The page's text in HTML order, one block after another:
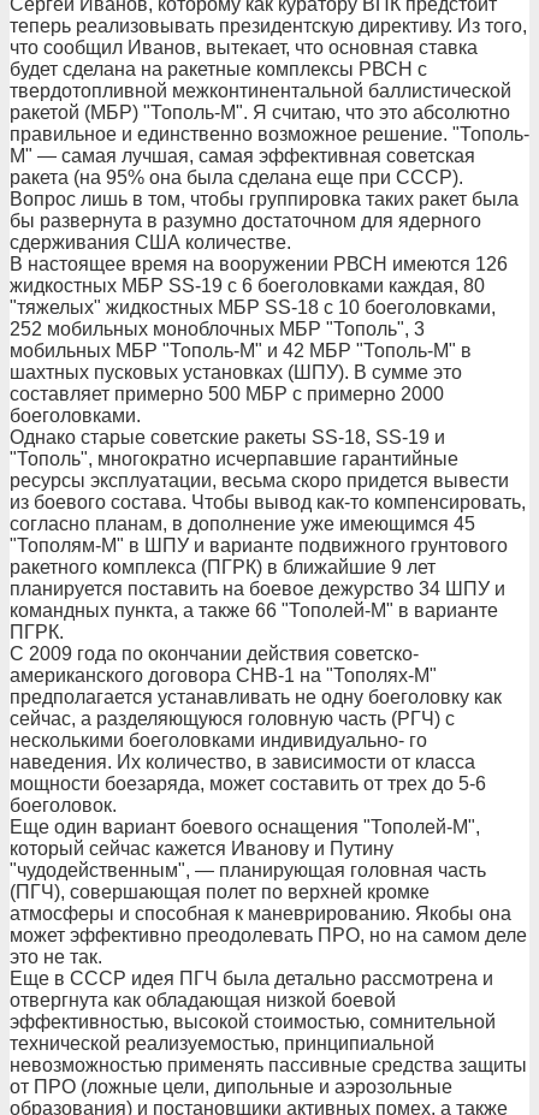
Сергей Иванов, которому как куратору ВПК предстоит
теперь реализовывать президентскую директиву. Из того,
что сообщил Иванов, вытекает, что основная ставка
будет сделана на ракетные комплексы РВСН с
твердотопливной межконтинентальной баллистической
ракетой (МБР) "Тополь-М". Я считаю, что это абсолютно
правильное и единственно возможное решение. "Тополь-
М" — самая лучшая, самая эффективная советская
ракета (на 95% она была сделана еще при СССР).
Вопрос лишь в том, чтобы группировка таких ракет была
бы развернута в разумно достаточном для ядерного
сдерживания США количестве.
В настоящее время на вооружении РВСН имеются 126
жидкостных МБР SS-19 с 6 боеголовками каждая, 80
"тяжелых" жидкостных МБР SS-18 с 10 боеголовками,
252 мобильных моноблочных МБР "Тополь", 3
мобильных МБР "Тополь-М" и 42 МБР "Тополь-М" в
шахтных пусковых установках (ШПУ). В сумме это
составляет примерно 500 МБР с примерно 2000
боеголовками.
Однако старые советские ракеты SS-18, SS-19 и
"Тополь", многократно исчерпавшие гарантийные
ресурсы эксплуатации, весьма скоро придется вывести
из боевого состава. Чтобы вывод как-то компенсировать,
согласно планам, в дополнение уже имеющимся 45
"Тополям-М" в ШПУ и варианте подвижного грунтового
ракетного комплекса (ПГРК) в ближайшие 9 лет
планируется поставить на боевое дежурство 34 ШПУ и
командных пункта, а также 66 "Тополей-М" в варианте
ПГРК.
С 2009 года по окончании действия советско-
американского договора СНВ-1 на "Тополях-М"
предполагается устанавливать не одну боеголовку как
сейчас, а разделяющуюся головную часть (РГЧ) с
несколькими боеголовками индивидуально- го
наведения. Их количество, в зависимости от класса
мощности боезаряда, может составить от трех до 5-6
боеголовок.
Еще один вариант боевого оснащения "Тополей-М",
который сейчас кажется Иванову и Путину
"чудодейственным", — планирующая головная часть
(ПГЧ), совершающая полет по верхней кромке
атмосферы и способная к маневрированию. Якобы она
может эффективно преодолевать ПРО, но на самом деле
это не так.
Еще в СССР идея ПГЧ была детально рассмотрена и
отвергнута как обладающая низкой боевой
эффективностью, высокой стоимостью, сомнительной
технической реализуемостью, принципиальной
невозможностью применять пассивные средства защиты
от ПРО (ложные цели, дипольные и аэрозольные
образования) и постановщики активных помех, а также